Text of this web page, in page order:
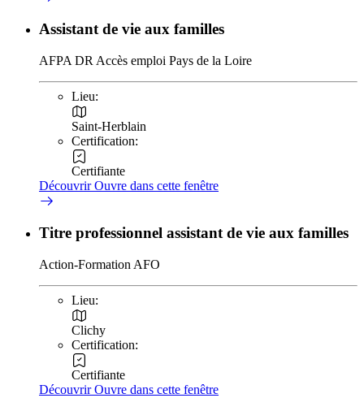
Assistant de vie aux familles
AFPA DR Accès emploi Pays de la Loire
Lieu:
Saint-Herblain
Certification:
Certifiante
DécouvrirOuvre dans cette fenêtre
Titre professionnel assistant de vie aux familles
Action-Formation AFO
Lieu:
Clichy
Certification:
Certifiante
DécouvrirOuvre dans cette fenêtre